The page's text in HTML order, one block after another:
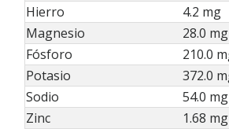
Hierro
4.2 mg
Magnesio
28.0 mg
Fósforo
210.0
Potasio
372.0
Sodio
54.0 mg
Zinc
1.68 mg